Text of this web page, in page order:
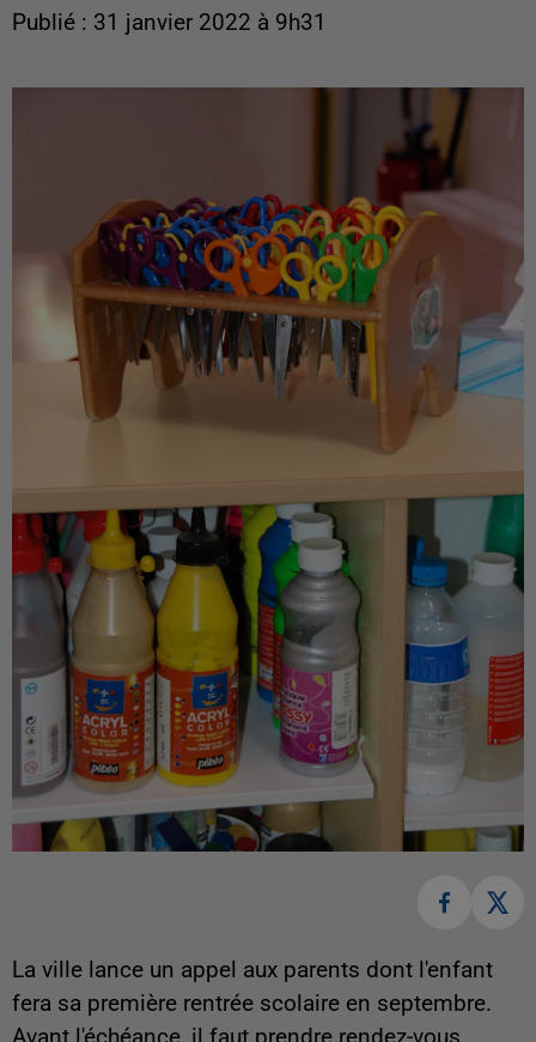
Publié : 31 janvier 2022 à 9h31
La ville lance un appel aux parents dont l'enfant
fera sa première rentrée scolaire en septembre.
Avant l'échéance, il faut prendre rendez-vous